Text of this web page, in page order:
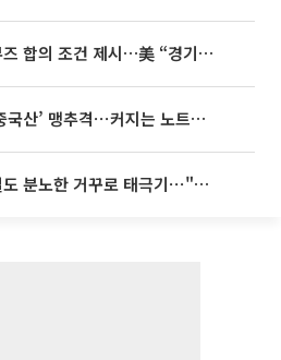
이란, 미국에 호르무즈 합의 조건 제시…美 “경기 아직 안 끝나” [종합]
맥북 품은 삼성에 ‘중국산’ 맹추격⋯커지는 노트북 OLED 시장
서경덕 교수, 김희철도 분노한 거꾸로 태극기⋯"엉터리는 아냐, 아쉬울 뿐"